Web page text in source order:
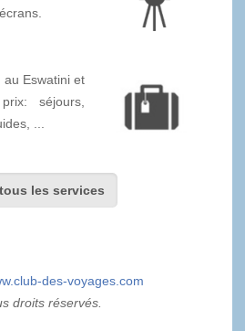
Eswatini et
séjours,
...
les services
des-voyages.com
droits réservés.